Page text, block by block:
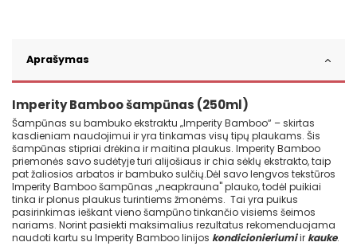
Aprašymas
Imperity Bamboo šampūnas (250ml)
Šampūnas su bambuko ekstraktu „Imperity Bamboo“ – skirtas
kasdieniam naudojimui ir yra tinkamas visų tipų plaukams. Šis
šampūnas stipriai drėkina ir maitina plaukus. Imperity Bamboo
priemonės savo sudėtyje turi alijošiaus ir chia sėklų ekstrakto, taip
pat žaliosios arbatos ir bambuko sulčių.Dėl savo lengvos tekstūros
Imperity Bamboo šampūnas ,,neapkrauna" plauko, todėl puikiai
tinka ir plonus plaukus turintiems žmonėms. Tai yra puikus
pasirinkimas ieškant vieno šampūno tinkančio visiems šeimos
nariams. Norint pasiekti maksimalius rezultatus rekomenduojama
naudoti kartu su Imperity Bamboo linijos kondicionieriumiirkauke.